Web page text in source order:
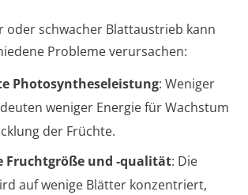
oder schwacher Blattaustrieb kann
Probleme verursachen:
Photosyntheseleistung: Weniger
weniger Energie für Wachstum
der Früchte.
Fruchtgröße und -qualität: Die
auf wenige Blätter konzentriert,